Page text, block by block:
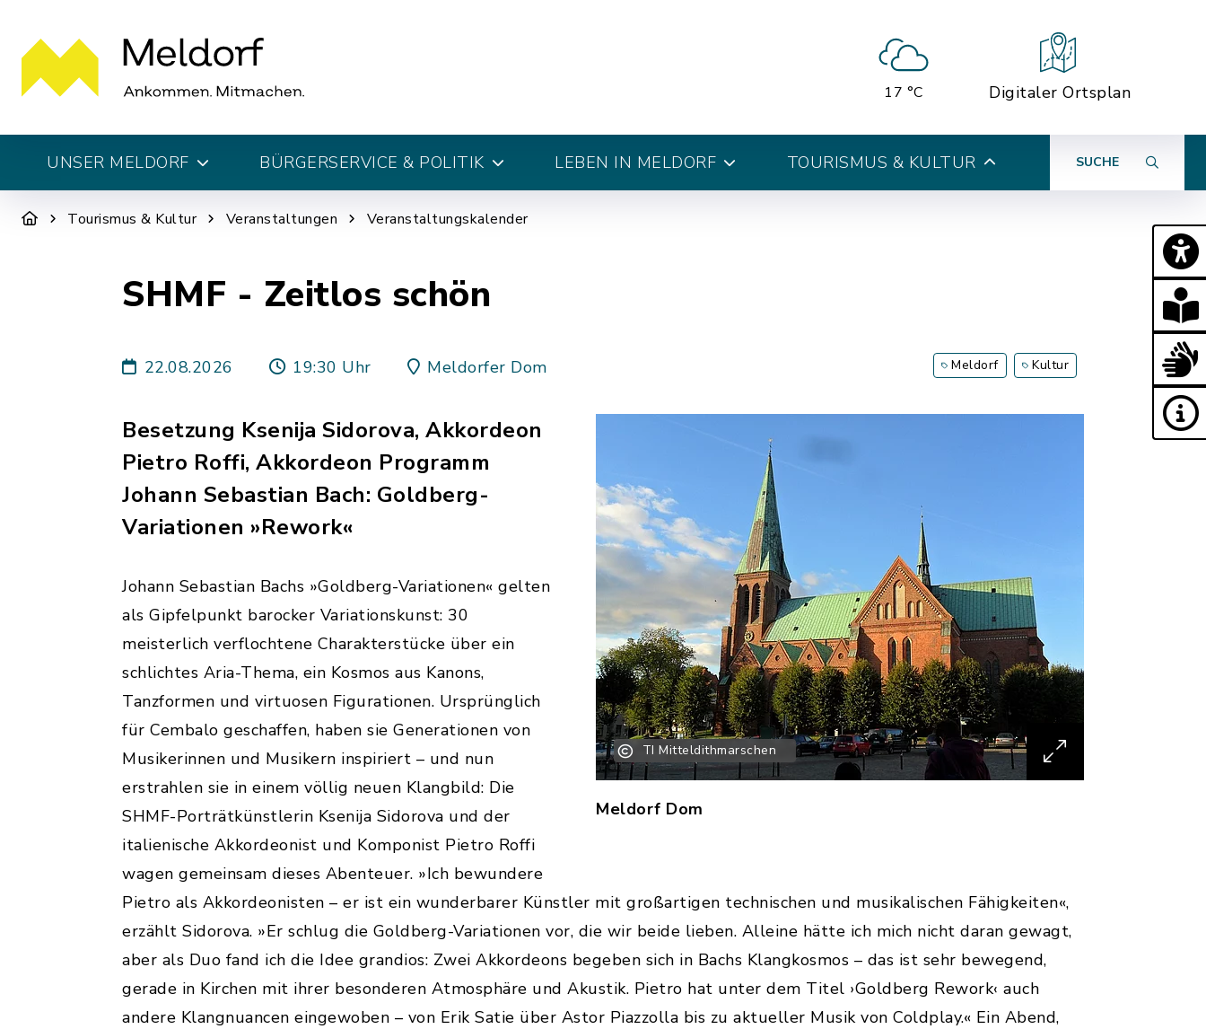
17 °C Digitaler Ortsplan
UNSER MELDORF BÜRGERSERVICE & POLITIK LEBEN IN MELDORF TOURISMUS & KULTUR SUCHE
Tourismus & Kultur Veranstaltungen Veranstaltungskalender
SHMF - Zeitlos schön
22.08.2026 19:30 Uhr Meldorfer Dom Meldorf Kultur
TI Mitteldithmarschen
Meldorf Dom
Besetzung Ksenija Sidorova, Akkordeon
Pietro Roffi, Akkordeon Programm
Johann Sebastian Bach: Goldberg-
Variationen »Rework«
Johann Sebastian Bachs »Goldberg-Variationen« gelten
als Gipfelpunkt barocker Variationskunst: 30
meisterlich verflochtene Charakterstücke über ein
schlichtes Aria-Thema, ein Kosmos aus Kanons,
Tanzformen und virtuosen Figurationen. Ursprünglich
für Cembalo geschaffen, haben sie Generationen von
Musikerinnen und Musikern inspiriert – und nun
erstrahlen sie in einem völlig neuen Klangbild: Die
SHMF-Porträtkünstlerin Ksenija Sidorova und der
italienische Akkordeonist und Komponist Pietro Roffi
wagen gemeinsam dieses Abenteuer. »Ich bewundere
Pietro als Akkordeonisten – er ist ein wunderbarer Künstler mit großartigen technischen und musikalischen Fähigkeiten«,
erzählt Sidorova. »Er schlug die Goldberg-Variationen vor, die wir beide lieben. Alleine hätte ich mich nicht daran gewagt,
aber als Duo fand ich die Idee grandios: Zwei Akkordeons begeben sich in Bachs Klangkosmos – das ist sehr bewegend,
gerade in Kirchen mit ihrer besonderen Atmosphäre und Akustik. Pietro hat unter dem Titel ›Goldberg Rework‹ auch
andere Klangnuancen eingewoben – von Erik Satie über Astor Piazzolla bis zu aktueller Musik von Coldplay.« Ein Abend,